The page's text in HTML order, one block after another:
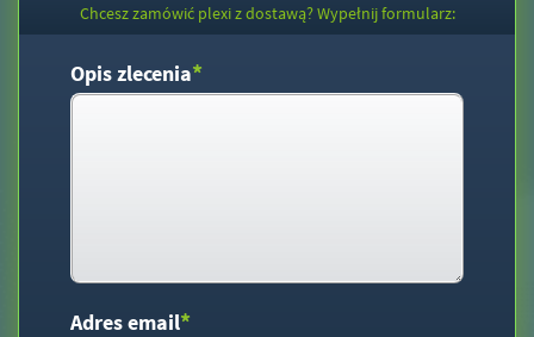
Chcesz zamówić plexi z dostawą? Wypełnij formularz:
Opis zlecenia*
Adres email*